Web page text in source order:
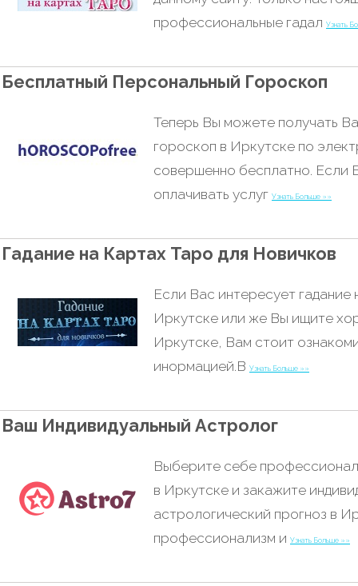
профессиональные гадал Узнать
Бесплатный Персональный Гороскоп
Теперь Вы можете получать
гороскоп в Иркутске по
совершенно бесплатно. Если
оплачивать услуг Узнать Больше »»
Гадание на Картах Таро для Новичков
Если Вас интересует гадание
Иркутске или же Вы ищите
Иркутске, Вам стоит
инормацией.В Узнать Больше »»
Ваш Индивидуальный Астролог
Выберите себе
в Иркутске и закажите
астрологический прогноз в
профессионализм и Узнать Больше »»